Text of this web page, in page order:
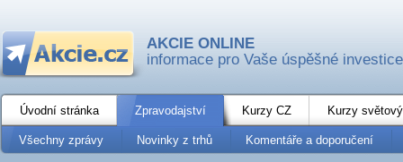
AKCIE ONLINE
informace pro Vaše úspěšné investice
Úvodní stránka Zpravodajství Kurzy CZ Kurzy
Všechny zprávy Novinky z trhů Komentáře a doporučení